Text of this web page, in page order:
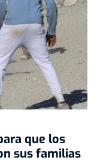
que los
sus familias